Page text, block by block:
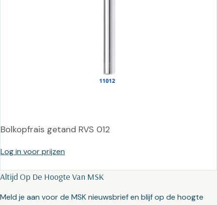
Bolkopfrais getand RVS 012
Log in voor prijzen
Altijd Op De Hoogte Van MSK
Meld je aan voor de MSK nieuwsbrief en blijf op de hoogte